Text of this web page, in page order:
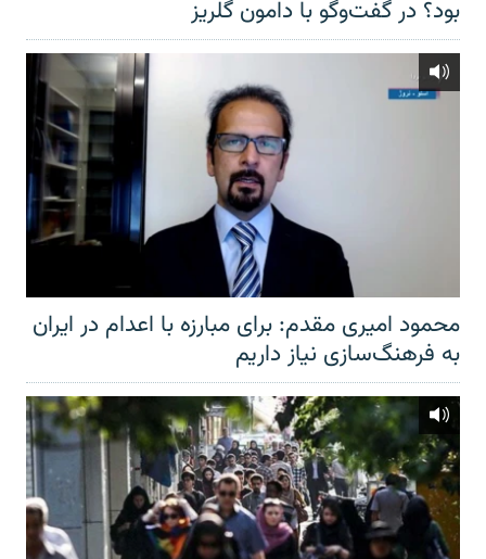
بود؟ در گفت‌وگو با دامون گلریز
محمود امیری مقدم: برای مبارزه با اعدام در ایران
به فرهنگ‌سازی نیاز داریم